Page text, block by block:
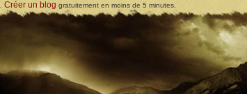
Créer un blog gratuitement en moins de 5 minutes.